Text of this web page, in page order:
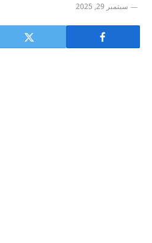
سبتمبر 29, 2025